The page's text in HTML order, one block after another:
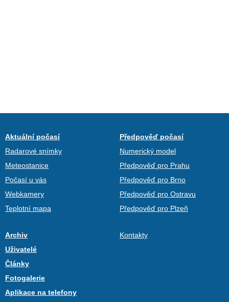
Aktuální počasí
Radarové snímky
Meteostanice
Počasí u vás
Webkamery
Teplotní mapa
Předpověď počasí
Numerický model
Předpověď pro Prahu
Předpověď pro Brno
Předpověď pro Ostravu
Předpověď pro Plzeň
Archiv
Uživatelé
Články
Fotogalerie
Aplikace na telefony
Kontakty